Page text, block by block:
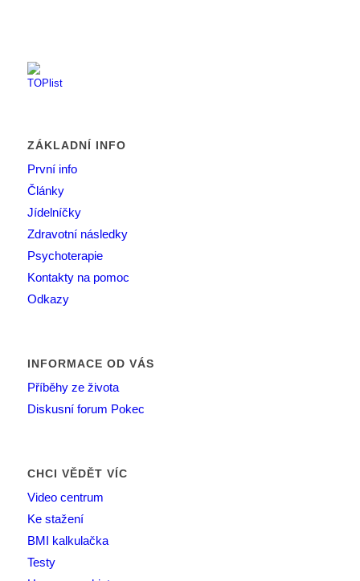
ZÁKLADNÍ INFO
První info
Články
Jídelníčky
Zdravotní následky
Psychoterapie
Kontakty na pomoc
Odkazy
INFORMACE OD VÁS
Příběhy ze života
Diskusní forum Pokec
CHCI VĚDĚT VÍC
Video centrum
Ke stažení
BMI kalkulačka
Testy